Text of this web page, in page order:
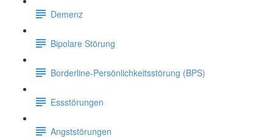
Demenz
Bipolare Störung
Borderline-Persönlichkeitsstörung (BPS)
Essstörungen
Angststörungen